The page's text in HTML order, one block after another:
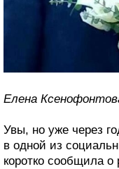
Елена
Увы, но уже через
в одной из
коротко сообщила о